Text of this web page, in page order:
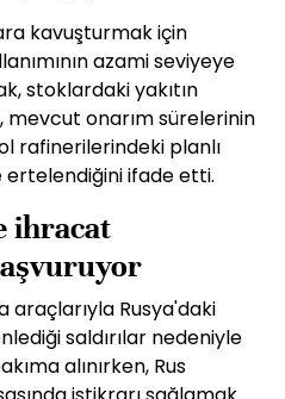
kavuşturmak için
azami seviyeye
stoklardaki yakıtın
mevcut onarım sürelerinin
rafinerilerindeki planlı
ertelendiğini ifade etti.
ihracat
araçlarıyla Rusya'daki
saldırılar nedeniyle
alınırken, Rus